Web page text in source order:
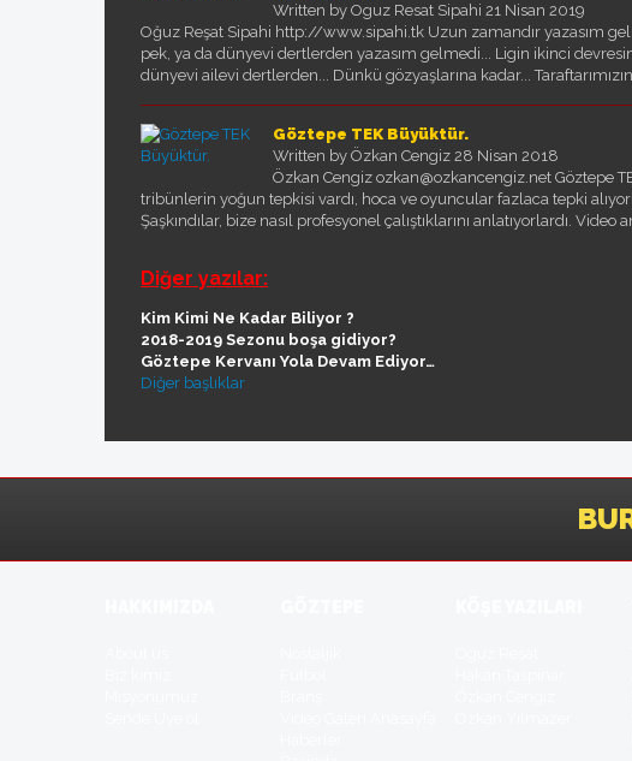
Written by Oguz Resat Sipahi 21 Nisan 2019
Oğuz Reşat Sipahi http://www.sipahi.tk Uzun zamandır yazasım
pek, ya da dünyevi dertlerden yazasım gelmedi... Ligin ikinci
dünyevi ailevi dertlerden... Dünkü gözyaşlarına kadar...
Göztepe TEK Büyüktür.
Written by Özkan Cengiz 28 Nisan 2018
Özkan Cengiz ozkan@ozkancengiz.net Göztepe
tribünlerin yoğun tepkisi vardı, hoca ve oyuncular fazlaca tepki
Şaşkındılar, bize nasıl profesyonel çalıştıklarını anlatıyorlardı. Video
Diğer yazılar:
Kim Kimi Ne Kadar Biliyor ?
2018-2019 Sezonu boşa gidiyor?
Göztepe Kervanı Yola Devam Ediyor…
Diğer başlıklar